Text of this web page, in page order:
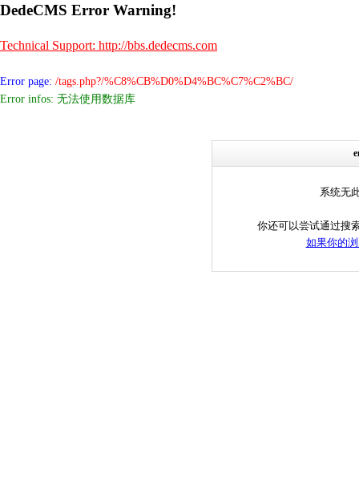
DedeCMS Error Warning!
Technical Support: http://bbs.dedecms.com
Error page: /tags.php?/%C8%CB%D0%D4%BC%C7%C2%BC/
Error infos: 无法使用数据库
系统无
你还可以尝试通过搜
如果你的